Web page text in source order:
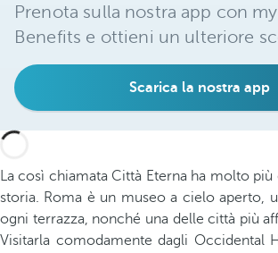
Prenota sulla nostra app con
Benefits e ottieni un ulteriore
Scarica la nostra app
La così chiamata Città Eterna ha molto
storia. Roma è un museo a cielo aperto,
ogni terrazza, nonché una delle città più
Visitarla comodamente dagli Occidental